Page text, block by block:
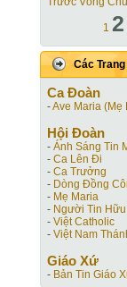
1 2
Các
Ca Ðoàn
-Ave Maria (Mẹ
Hội Ðoàn
- Ánh Sáng Tin
- Ca Lên Đi
- Ca Trưởng
- Dòng Đồng
- Mẹ Maria
- Người Tin Hữu
- Việt Catholic
- Việt Nam
Giáo Xứ
- Bản Tin Giáo